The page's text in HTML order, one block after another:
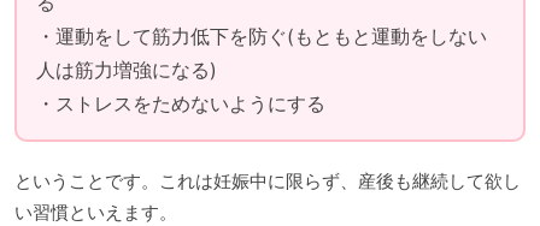
・運動をして筋力低下を防ぐ(もともと運動をしない
人は筋力増強になる)
・ストレスをためないようにする
ということです。これは妊娠中に限らず、産後も継続して欲し
い習慣といえます。